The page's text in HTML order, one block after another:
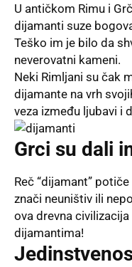
U antičkom Rimu i
dijamanti suze
Teško im je bilo da
neverovatni kameni.
Neki Rimljani su čak
dijamante na vrh
veza između ljubavi i
Grci su dali
Reč “dijamant”
znači neuništiv ili
ova drevna
dijamantima!